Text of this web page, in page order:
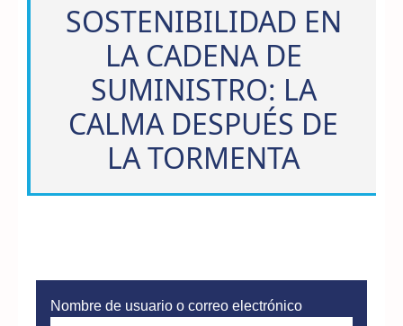
SOSTENIBILIDAD EN
LA CADENA DE
SUMINISTRO: LA
CALMA DESPUÉS DE
LA TORMENTA
Nombre de usuario o correo electrónico